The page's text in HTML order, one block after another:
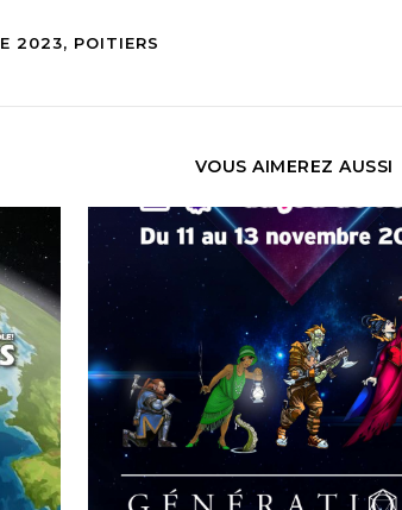
2023, POITIERS
VOUS AIMEREZ AUSSI